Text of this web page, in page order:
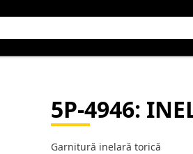
5P-4946:
Garnitură inelară torică